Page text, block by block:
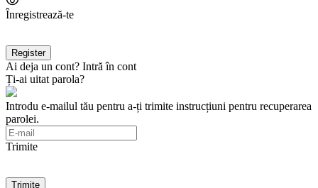
Înregistrează-te
Ai deja un cont? Intră în cont
Ți-ai uitat parola?
Introdu e-mailul tău pentru a-ți trimite instrucțiuni pentru recuperarea
parolei.
Trimite